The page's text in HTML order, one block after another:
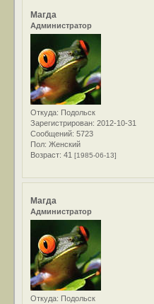
Магда
Администратор
Откуда: Подольск
Зарегистрирован: 2012-10-31
Сообщений: 5723
Пол: Женский
Возраст: 41[1985-06-13]
Магда
Администратор
Откуда: Подольск